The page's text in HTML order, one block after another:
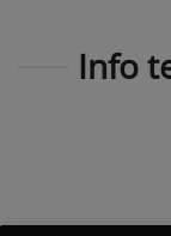
Info